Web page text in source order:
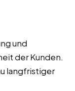
und
der Kunden.
langfristiger